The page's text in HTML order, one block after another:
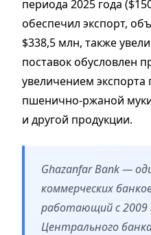
периода 2025 года
обеспечил экспорт,
$338,5 млн, также
поставок обусловлен
увеличением
пшенично-ржаной
и другой продукции.
Ghazanfar Bank —
коммерческих
работающий с 2009
Центрального